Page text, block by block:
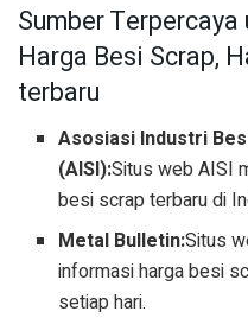
Sumber
Harga Besi Scrap,
terbaru
Asosiasi Industri
(AISI):Situs web AISI
besi scrap terbaru di
Metal Bulletin:Situs
informasi harga besi
setiap hari.